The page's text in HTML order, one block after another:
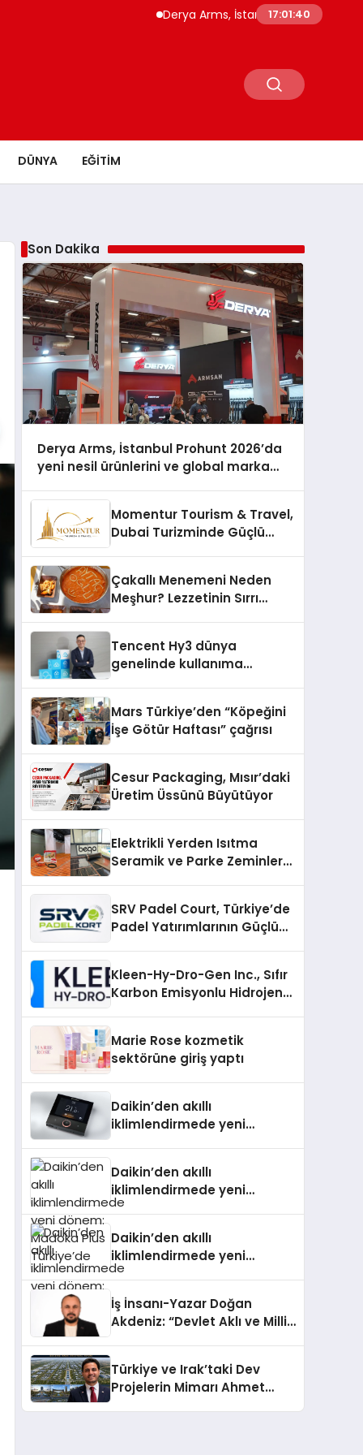
Derya Arms, İstanbul Prohunt 2026’da yeni
17:01:42
DÜNYA EĞITIM
Son Dakika
Derya Arms, İstanbul Prohunt 2026’da
yeni nesil ürünlerini ve global marka
Momentur Tourism & Travel,
Dubai Turizminde Güçlü
Çakallı Menemeni Neden
Meşhur? Lezzetinin Sırrı
Tencent Hy3 dünya
genelinde kullanıma
Mars Türkiye’den “Köpeğini
İşe Götür Haftası” çağrısı
Cesur Packaging, Mısır’daki
Üretim Üssünü Büyütüyor
Elektrikli Yerden Isıtma
Seramik ve Parke Zeminler
SRV Padel Court, Türkiye’de
Padel Yatırımlarının Güçlü
Kleen-Hy-Dro-Gen Inc., Sıfır
Karbon Emisyonlu Hidrojen
Aldı
Marie Rose kozmetik
sektörüne giriş yaptı
Daikin’den akıllı
iklimlendirmede yeni
Daikin’den akıllı
iklimlendirmede yeni
dönem: Madoka Plus
Daikin’den akıllı
iklimlendirmede yeni
dönem: Madoka Plus
İş İnsanı-Yazar Doğan
Akdeniz: “Devlet Aklı ve Milli
Türkiye ve Irak’taki Dev
Projelerin Mimarı Ahmet